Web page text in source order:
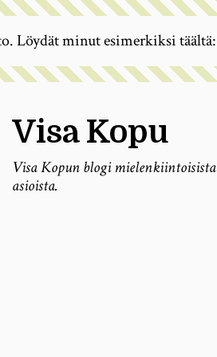
Visa Kopu
Visa Kopun blogi mielenkiintoisista
asioista.
Löydät minut esimerkiksi täältä: